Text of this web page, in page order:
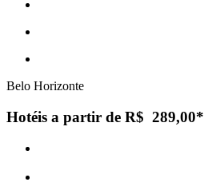
Belo Horizonte
Hotéis a partir de R$ 289,00*